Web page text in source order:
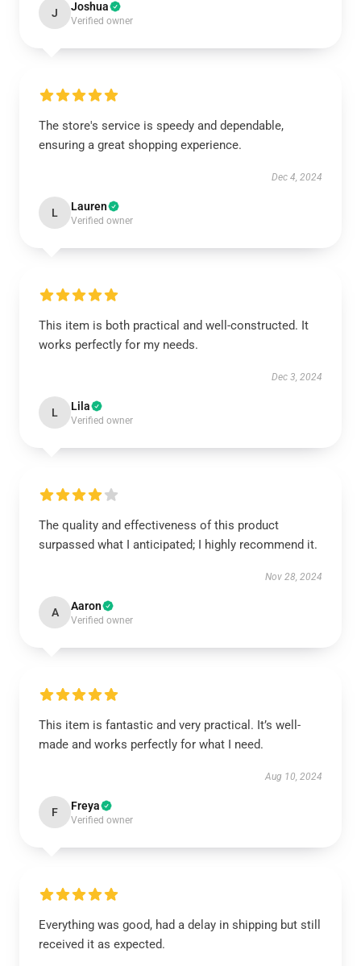
J Joshua
Verified owner
The store's service is speedy and dependable,
ensuring a great shopping experience.
Dec 4, 2024
L Lauren
Verified owner
This item is both practical and well-constructed. It
works perfectly for my needs.
Dec 3, 2024
L Lila
Verified owner
The quality and effectiveness of this product
surpassed what I anticipated; I highly recommend it.
Nov 28, 2024
A Aaron
Verified owner
This item is fantastic and very practical. It’s well-
made and works perfectly for what I need.
Aug 10, 2024
F Freya
Verified owner
Everything was good, had a delay in shipping but still
received it as expected.